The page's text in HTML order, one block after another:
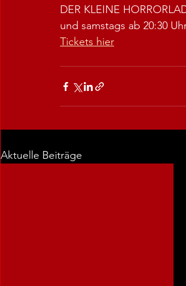
DER KLEINE
und samstags ab 20:30
Tickets hier
Aktuelle Beiträge